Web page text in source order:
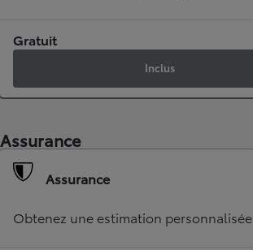
Gratuit
Inclus
Assurance
Assurance
Obtenez une estimation personnalisée